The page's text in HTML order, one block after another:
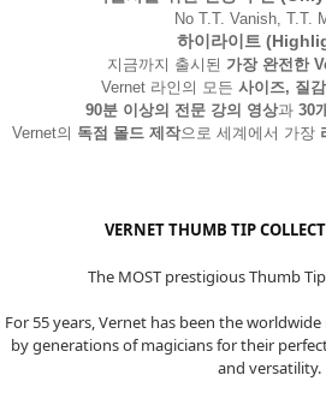
페이코 라이
구
No T.T. Vanish, T.T.
하이라이트
지금까지 출시된 가장 완전한
Vernet 라인의 모든 사이즈, 질
90분 이상의 전문 강의 영상과 30
Vernet의 독점 몰드 제작으로 세계에서 가장
VERNET THUMB TIP
The MOST prestigious Thumb
For 55 years, Vernet has been the
by generations of magicians for their
and versatility.